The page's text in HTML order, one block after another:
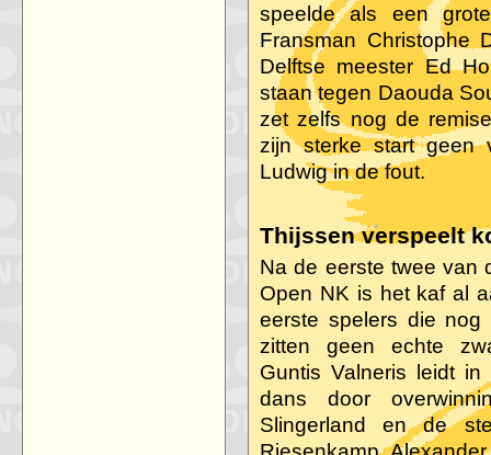
speelde als een
Fransman Christophe
Delftse meester Ed
staan tegen Daouda
zet zelfs nog de
zijn sterke start geen
Ludwig in de fout.
Thijssen verspeelt
Na de eerste twee van
Open NK is het kaf al
eerste spelers die
zitten geen echte
Guntis Valneris leidt in
dans door
Slingerland en de